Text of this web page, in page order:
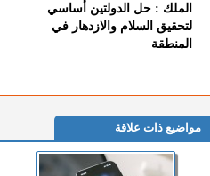
الملك : حل الدولتين أساسي
لتحقيق السلام والازدهار في
المنطقة
مواضيع ذات علاقة